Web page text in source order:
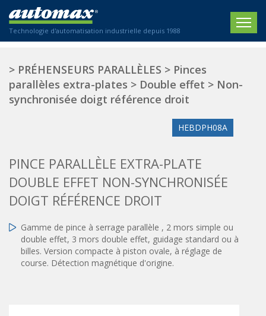
Technologie d'automatisation industrielle depuis 1988
ACCUEIL
SOCIÉTÉ
Actionneurs électriques
Actionneurs normalisés
Actionneurs standardisés
Régulateurs hydrauliques
Systèmes modulaires pneumatiques
Tables de translation
Agriculture
Emballage / Étiquetage
Imprimerie
Plasturgie
Solutions personnalisées
Textiles
CONTACT
Nous sommes heureux de vous conseiller !
En
> PRÉHENSEURS PARALLÈLES > Pinces
parallèles extra-plates > Double effet > Non-
synchronisée doigt référence droit
HEBDPH08A
PINCE PARALLÈLE EXTRA-PLATE
DOUBLE EFFET NON-SYNCHRONISÉE
DOIGT RÉFÉRENCE DROIT
Gamme de pince à serrage parallèle , 2 mors simple ou
double effet, 3 mors double effet, guidage standard ou à
billes. Version compacte à piston ovale, à réglage de
course. Détection magnétique d'origine.